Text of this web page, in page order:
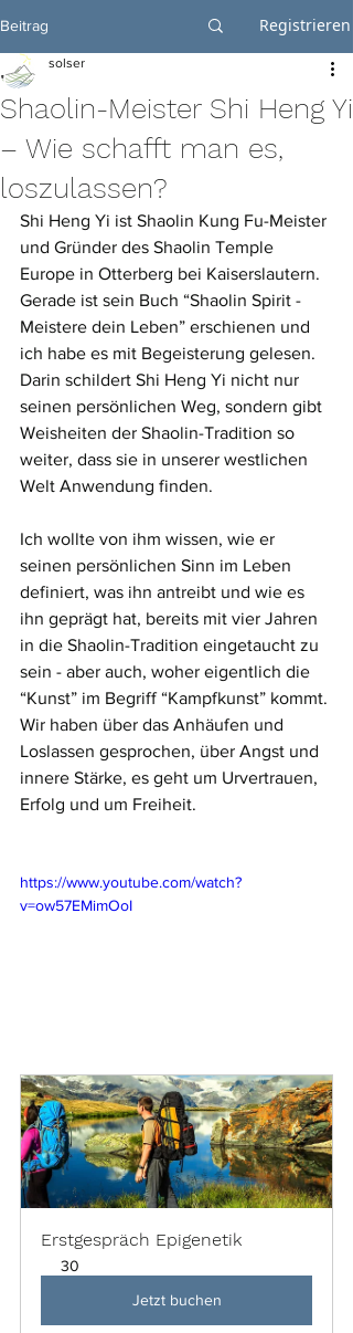
Beitrag Registrieren
Shaolin-Meister Shi Heng Yi
– Wie schafft man es,
loszulassen?
solser
Shi Heng Yi ist Shaolin Kung Fu-Meister
und Gründer des Shaolin Temple
Europe in Otterberg bei Kaiserslautern.
Gerade ist sein Buch “Shaolin Spirit -
Meistere dein Leben” erschienen und
ich habe es mit Begeisterung gelesen.
Darin schildert Shi Heng Yi nicht nur
seinen persönlichen Weg, sondern gibt
Weisheiten der Shaolin-Tradition so
weiter, dass sie in unserer westlichen
Welt Anwendung finden.
Ich wollte von ihm wissen, wie er
seinen persönlichen Sinn im Leben
definiert, was ihn antreibt und wie es
ihn geprägt hat, bereits mit vier Jahren
in die Shaolin-Tradition eingetaucht zu
sein - aber auch, woher eigentlich die
“Kunst” im Begriff “Kampfkunst” kommt.
Wir haben über das Anhäufen und
Loslassen gesprochen, über Angst und
innere Stärke, es geht um Urvertrauen,
Erfolg und um Freiheit.
https://www.youtube.com/watch?
v=ow57EMimOoI
Erstgespräch Epigenetik
30
Jetzt buchen